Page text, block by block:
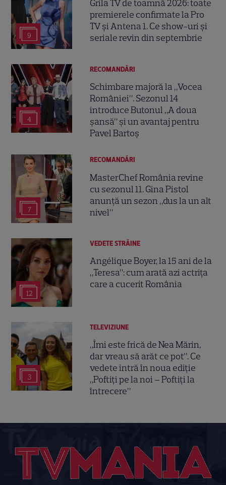
9
Grila TV de toamnă 2026: toate
premierele confirmate la Pro
TV și Antena 1. Ce show-uri și
seriale revin din septembrie
4
RECOMANDĂRI
Schimbare majoră la „Vocea
României”. Sezonul 14
introduce Butonul „A doua
șansă” și un avantaj pentru
Pavel Bartoș
7
RECOMANDĂRI
MasterChef România revine
cu sezonul 11. Gina Pistol
anunță un sezon „dus la un alt
nivel”
12
VEDETE STRĂINE
Angélique Boyer, la 15 ani de la
„Teresa”: cum arată azi actrița
care a cucerit România
3
TELEVIZIUNE
„Îmi este frică de Nea Mărin,
dar vreau să arăt ce pot”. Ce
vedete intră în noua ediție
„Poftiți pe la noi – Poftiți la
întrecere”